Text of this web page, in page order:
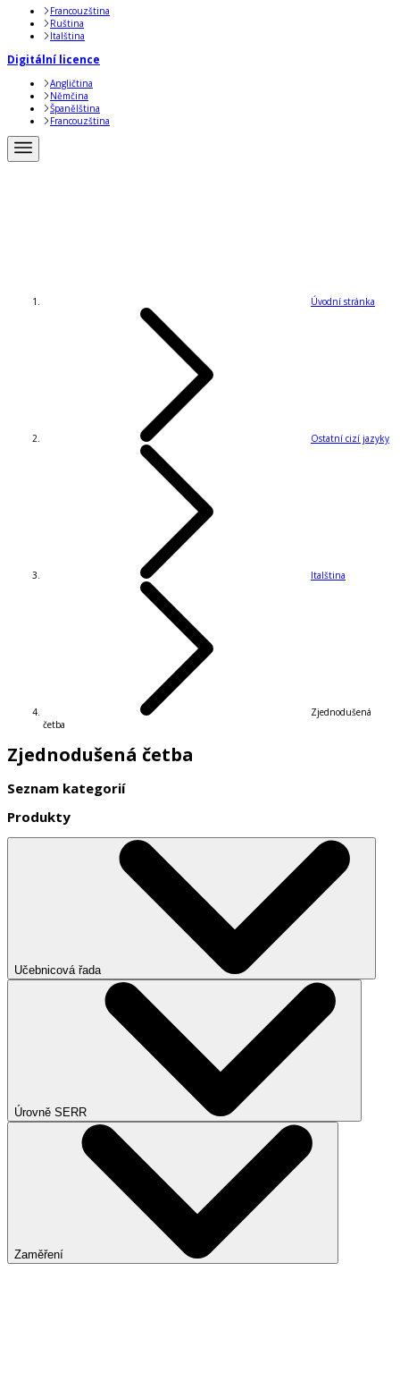
Francouzština
Ruština
Italština
Digitální licence
Angličtina
Němčina
Španělština
Francouzština
Úvodní stránka
Ostatní cizí jazyky
Italština
Zjednodušená
četba
Zjednodušená četba
Seznam kategorií
Produkty
Učebnicová řada
Úrovně SERR
Zaměření